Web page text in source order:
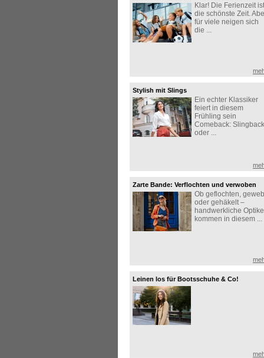
Sneaker!
Klar! Die Ferienzeit ist
die schönste Zeit.
für viele neigen sich
die ...
Stylish mit Slings
Ein echter Klassiker
feiert in diesem
Frühling sein
Comeback:
oder ...
Zarte Bande: Verflochten und verwoben
Ob geflochten,
oder gehäkelt –
handwerkliche
kommen in diesem ...
Leinen los für Bootsschuhe & Co!